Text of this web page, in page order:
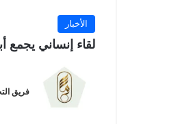
الأخبار
لقاء إنساني يجمع
فريق